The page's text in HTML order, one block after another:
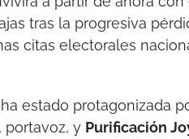
tras la progresiva
citas electorales
estado protagonizada
, portavoz, y Purificación